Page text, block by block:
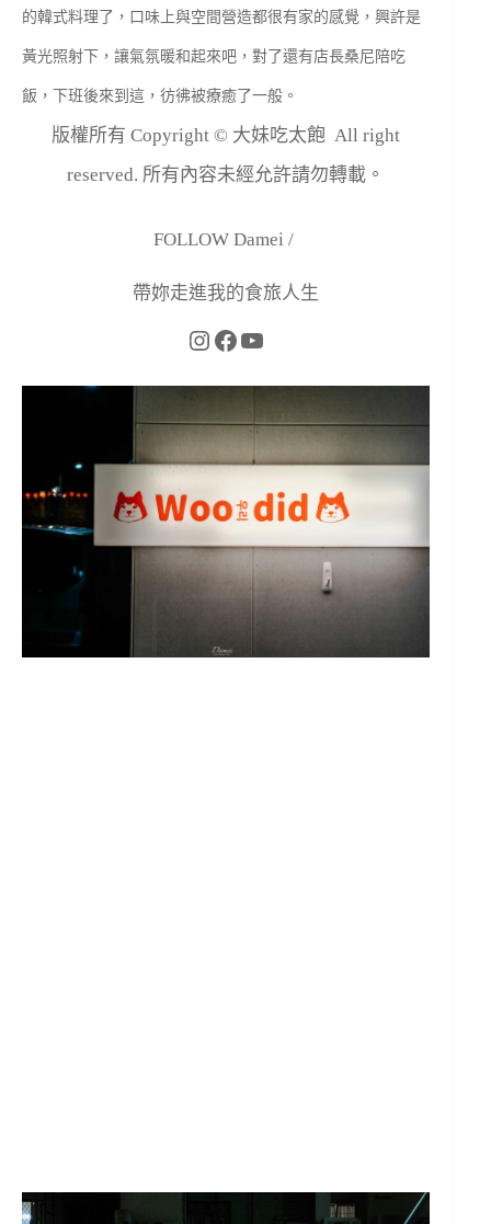
的韓式料理了，口味上與空間營造都很有家的感覺，興許是
黃光照射下，讓氣氛暖和起來吧，對了還有店長桑尼陪吃
飯，下班後來到這，彷彿被療癒了一般。
版權所有 Copyright © 大妹吃太飽 All right
reserved. 所有內容未經允許請勿轉載。
FOLLOW Damei /
帶妳走進我的食旅人生